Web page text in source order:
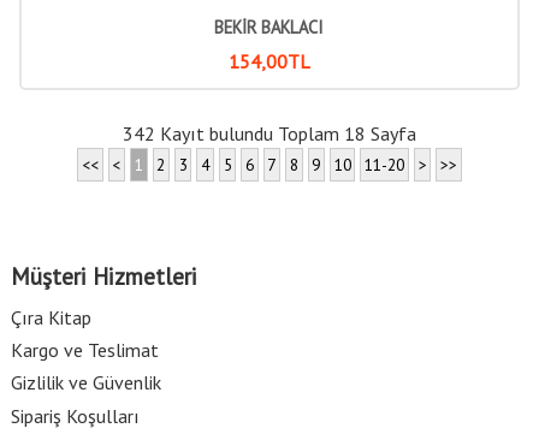
BEKİR BAKLACI
154,00TL
342 Kayıt bulundu Toplam 18 Sayfa
<< < 1 2 3 4 5 6 7 8 9 10 11-20 > >>
Müşteri Hizmetleri
Çıra Kitap
Kargo ve Teslimat
Gizlilik ve Güvenlik
Sipariş Koşulları